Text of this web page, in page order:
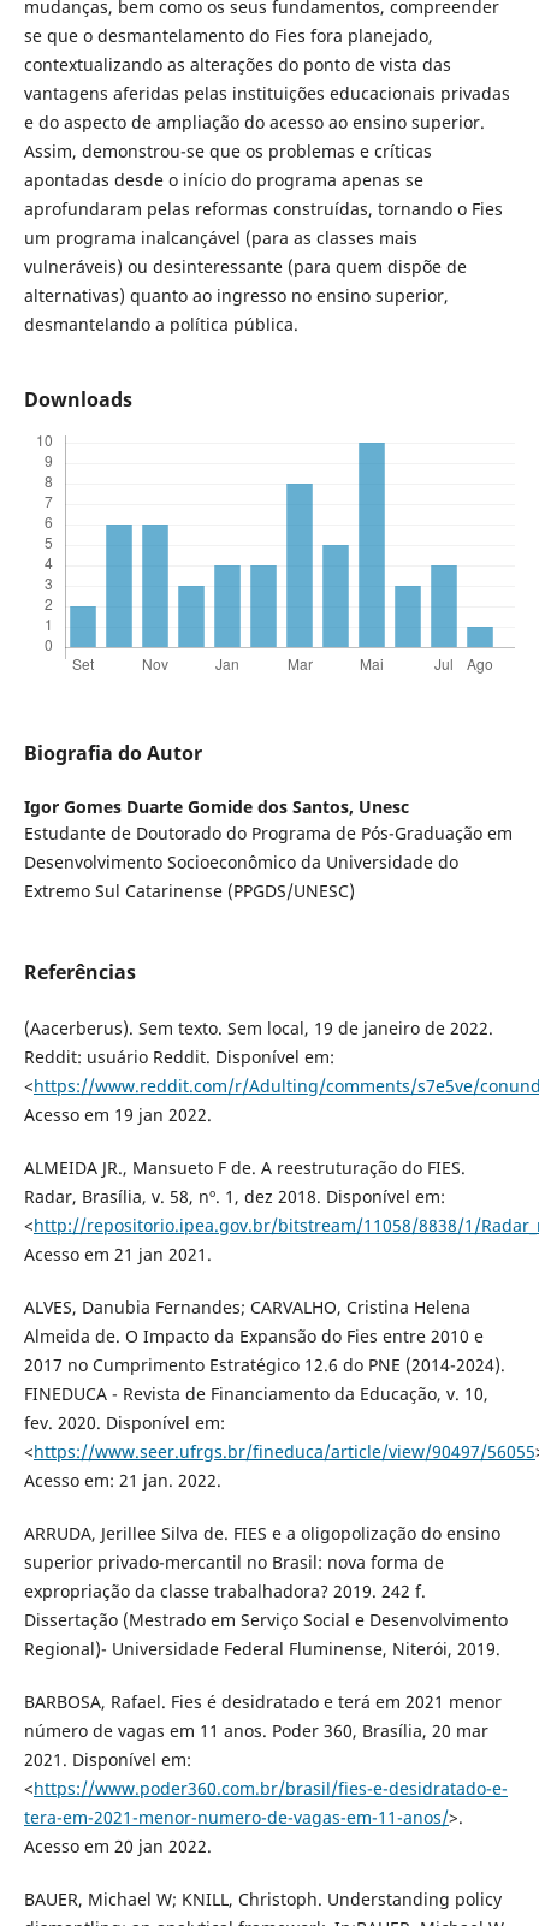
mudanças, bem como os seus fundamentos, compreender
se que o desmantelamento do Fies fora planejado,
contextualizando as alterações do ponto de vista das
vantagens aferidas pelas instituições educacionais privadas
e do aspecto de ampliação do acesso ao ensino superior.
Assim, demonstrou-se que os problemas e críticas
apontadas desde o início do programa apenas se
aprofundaram pelas reformas construídas, tornando o Fies
um programa inalcançável (para as classes mais
vulneráveis) ou desinteressante (para quem dispõe de
alternativas) quanto ao ingresso no ensino superior,
desmantelando a política pública.
Downloads
Biografia do Autor
Igor Gomes Duarte Gomide dos Santos, Unesc
Estudante de Doutorado do Programa de Pós-Graduação em
Desenvolvimento Socioeconômico da Universidade do
Extremo Sul Catarinense (PPGDS/UNESC)
Referências
(Aacerberus). Sem texto. Sem local, 19 de janeiro de 2022.
Reddit: usuário Reddit. Disponível em:
<https://www.reddit.com/r/Adulting/comments/s7e5ve/
Acesso em 19 jan 2022.
ALMEIDA JR., Mansueto F de. A reestruturação do FIES.
Radar, Brasília, v. 58, nº. 1, dez 2018. Disponível em:
<http://repositorio.ipea.gov.br/bitstream/11058/8838/1/
Acesso em 21 jan 2021.
ALVES, Danubia Fernandes; CARVALHO, Cristina Helena
Almeida de. O Impacto da Expansão do Fies entre 2010 e
2017 no Cumprimento Estratégico 12.6 do PNE (2014-2024).
FINEDUCA - Revista de Financiamento da Educação, v. 10,
fev. 2020. Disponível em:
<https://www.seer.ufrgs.br/fineduca/article/view/90497/56055
Acesso em: 21 jan. 2022.
ARRUDA, Jerillee Silva de. FIES e a oligopolização do ensino
superior privado-mercantil no Brasil: nova forma de
expropriação da classe trabalhadora? 2019. 242 f.
Dissertação (Mestrado em Serviço Social e Desenvolvimento
Regional)- Universidade Federal Fluminense, Niterói, 2019.
BARBOSA, Rafael. Fies é desidratado e terá em 2021 menor
número de vagas em 11 anos. Poder 360, Brasília, 20 mar
2021. Disponível em:
<https://www.poder360.com.br/brasil/fies-e-desidratado-e-
tera-em-2021-menor-numero-de-vagas-em-11-anos/>.
Acesso em 20 jan 2022.
BAUER, Michael W; KNILL, Christoph. Understanding policy